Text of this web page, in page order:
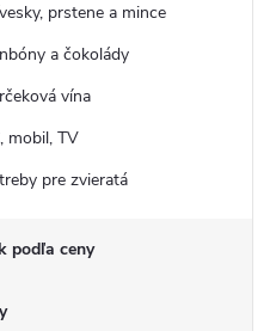
prstene a mince
a čokolády
vína
mobil, TV
pre zvieratá
podľa ceny